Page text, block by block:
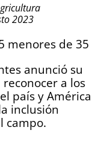
2023
menores de 35
anunció su
a los
país y América
inclusión
campo.